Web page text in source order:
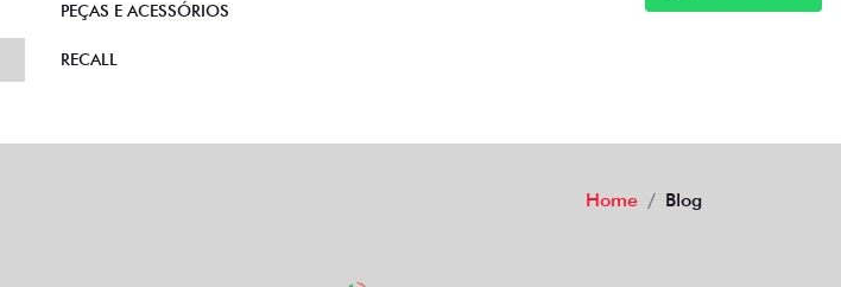
PEÇAS E ACESSÓRIOS
RECALL
Home Blog